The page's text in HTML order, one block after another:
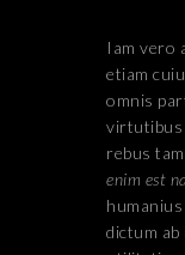
Iam vero
etiam
omnis
virtutibus
rebus
enim est
dictum ab